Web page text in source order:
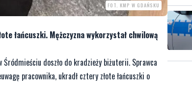
FOT. KMP W GDAŃSKU
łańcuszki. Mężczyzna wykorzystał chwilową
Śródmieściu doszło do kradzieży biżuterii. Sprawca
pracownika, ukradł cztery złote łańcuszki o